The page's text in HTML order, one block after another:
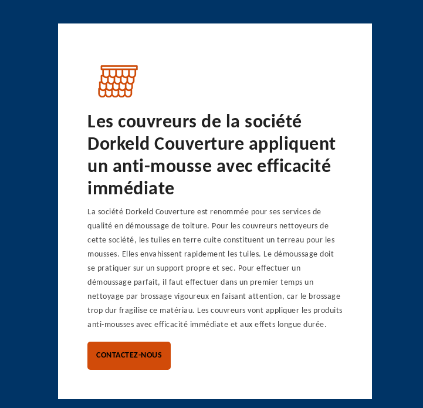
Les couvreurs de la société
Dorkeld Couverture appliquent
un anti-mousse avec efficacité
immédiate
La société Dorkeld Couverture est renommée pour ses services de
qualité en démoussage de toiture. Pour les couvreurs nettoyeurs de
cette société, les tuiles en terre cuite constituent un terreau pour les
mousses. Elles envahissent rapidement les tuiles. Le démoussage doit
se pratiquer sur un support propre et sec. Pour effectuer un
démoussage parfait, il faut effectuer dans un premier temps un
nettoyage par brossage vigoureux en faisant attention, car le brossage
trop dur fragilise ce matériau. Les couvreurs vont appliquer les produits
anti-mousses avec efficacité immédiate et aux effets longue durée.
CONTACTEZ-NOUS